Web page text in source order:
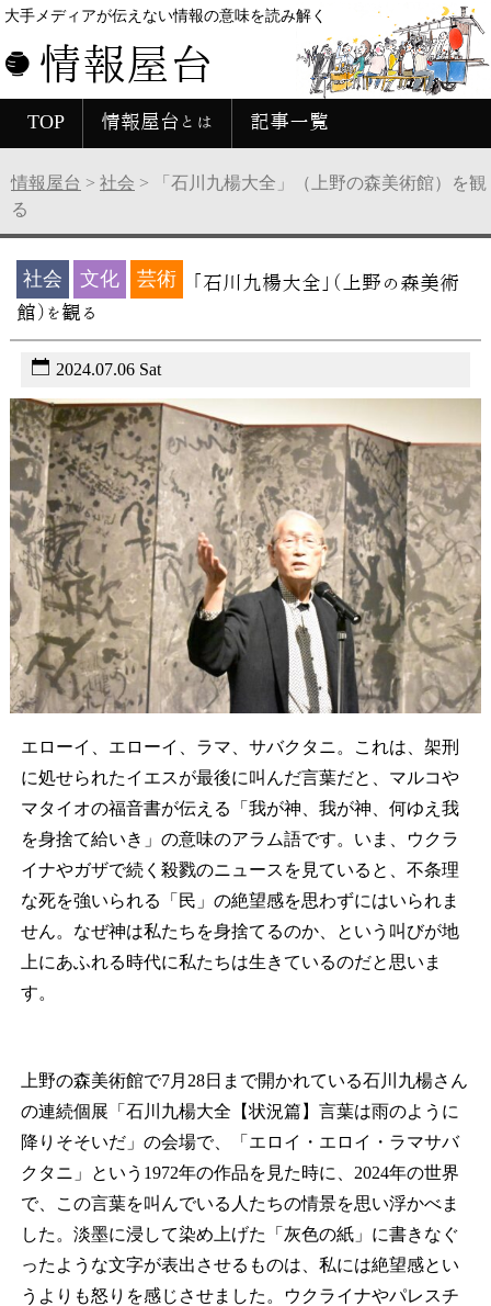
大手メディアが伝えない情報の意味を読み解く
情報屋台
TOP 情報屋台とは 記事一覧
情報屋台 > 社会 >
「石川九楊大全」（上野の森美術館）を観
る
社会 文化 芸術
「石川九楊大全」（上野の森美術
館）を観る
2024.07.06 Sat
エローイ、エローイ、ラマ、サバクタニ。これは、架刑
に処せられたイエスが最後に叫んだ言葉だと、マルコや
マタイオの福音書が伝える「我が神、我が神、何ゆえ我
を身捨て給いき」の意味のアラム語です。いま、ウクラ
イナやガザで続く殺戮のニュースを見ていると、不条理
な死を強いられる「民」の絶望感を思わずにはいられま
せん。なぜ神は私たちを身捨てるのか、という叫びが地
上にあふれる時代に私たちは生きているのだと思いま
す。
上野の森美術館で7月28日まで開かれている石川九楊さん
の連続個展「石川九楊大全【状況篇】言葉は雨のように
降りそそいだ」の会場で、「エロイ・エロイ・ラマサバ
クタニ」という1972年の作品を見た時に、2024年の世界
で、この言葉を叫んでいる人たちの情景を思い浮かべま
した。淡墨に浸して染め上げた「灰色の紙」に書きなぐ
ったような文字が表出させるものは、私には絶望感とい
うよりも怒りを感じさせました。ウクライナやパレスチ